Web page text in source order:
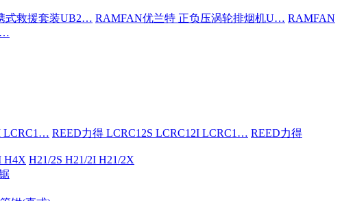
式救援套装UB2… RAMFAN优兰特 正负压涡轮排烟机U… RAMFAN
…
LCRC1… REED力得 LCRC12S LCRC12I LCRC1… REED力得
H4X H21/2S H21/2I H21/2X